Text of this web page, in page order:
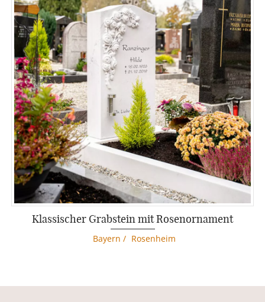
Klassischer Grabstein mit Rosenornament
Bayern / Rosenheim